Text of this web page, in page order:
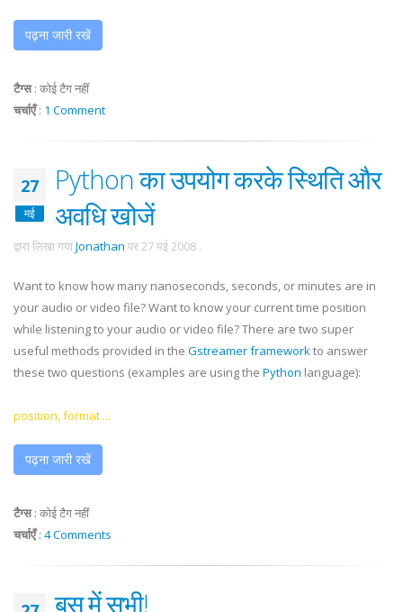
पढ़ना जारी रखें
टैग्स: कोई टैग नहीं
चर्चाएँ: 1 Comment
27
मई
Python का उपयोग करके स्थिति और
अवधि खोजें
द्वारा लिखा गयाJonathan पर27 मई 2008 .
Want to know how many nanoseconds, seconds, or minutes are in
your audio or video file? Want to know your current time position
while listening to your audio or video file? There are two super
useful methods provided in the Gstreamerframeworkto answer
these two questions (examples are using the Python language):
position, format ...
पढ़ना जारी रखें
टैग्स: कोई टैग नहीं
चर्चाएँ: 4 Comments
बस में सभी!